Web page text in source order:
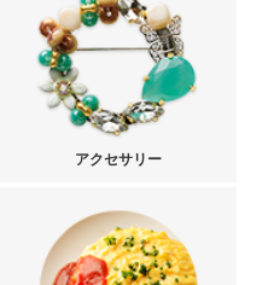
アクセサリー